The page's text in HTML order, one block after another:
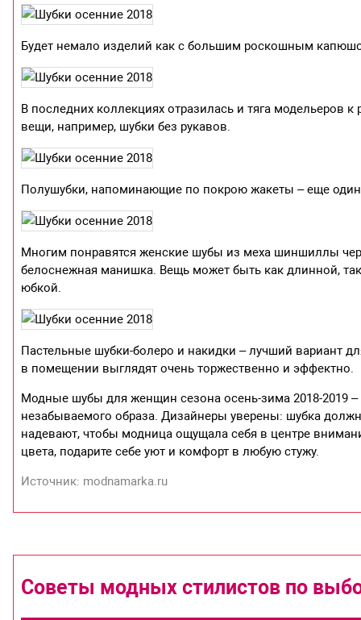
Будет немало изделий как с большим роскошным
В последних коллекциях отразилась и тяга модельеров
вещи, например, шубки без рукавов.
Полушубки, напоминающие по покрою жакеты – еще один
Многим понравятся женские шубы из меха шиншиллы
белоснежная манишка. Вещь может быть как длинной,
юбкой.
Пастельные шубки-болеро и накидки – лучший вариант
в помещении выглядят очень торжественно и эффектно.
Модные шубы для женщин сезона осень-зима 2018-2019
незабываемого образа. Дизайнеры уверены: шубка
надевают, чтобы модница ощущала себя в центре
цвета, подарите себе уют и комфорт в любую стужу.
Источник: modnamarka.ru
Советы модных стилистов по